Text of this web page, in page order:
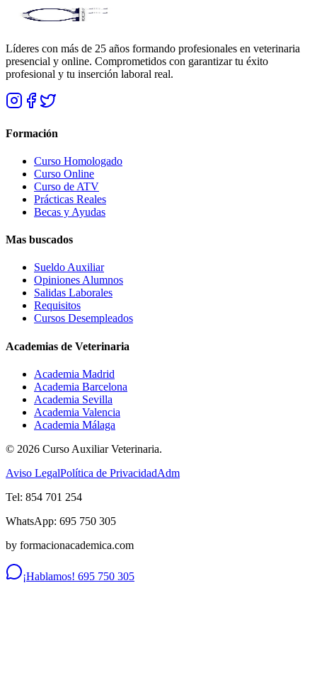
Líderes con más de 25 años formando profesionales en veterinaria
presencial y online. Comprometidos con garantizar tu éxito
profesional y tu inserción laboral real.
Formación
Curso Homologado
Curso Online
Curso de ATV
Prácticas Reales
Becas y Ayudas
Mas buscados
Sueldo Auxiliar
Opiniones Alumnos
Salidas Laborales
Requisitos
Cursos Desempleados
Academias de Veterinaria
Academia Madrid
Academia Barcelona
Academia Sevilla
Academia Valencia
Academia Málaga
© 2026 Curso Auxiliar Veterinaria.
Aviso LegalPolítica de PrivacidadAdm
Tel: 854 701 254
WhatsApp: 695 750 305
by formacionacademica.com
¡Hablamos! 695 750 305